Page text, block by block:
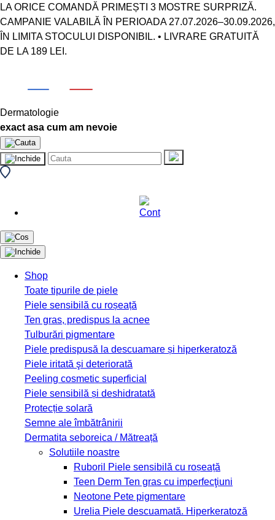
LA ORICE COMANDĂ PRIMEȘTI 3 MOSTRE SURPRIZĂ.
CAMPANIE VALABILĂ ÎN PERIOADA 27.07.2026–30.09.2026,
ÎN LIMITA STOCULUI DISPONIBIL. • LIVRARE GRATUITĂ
DE LA 189 LEI.
Dermatologie
exact asa cum am nevoie
Shop
Toate tipurile de piele
Piele sensibilă cu roșeață
Ten gras, predispus la acnee
Tulburări pigmentare
Piele predispusă la descuamare și hiperkeratoză
Piele iritată şi deteriorată
Peeling cosmetic superficial
Piele sensibilă și deshidratată
Protecție solară
Semne ale îmbătrânirii
Dermatita seboreica / Mătreață
Solutiile noastre
Ruboril
Piele sensibilă cu roșeață
Teen Derm Ten gras cu imperfecţiuni
Neotone Pete pigmentare
Urelia Piele descuamată. Hiperkeratoză